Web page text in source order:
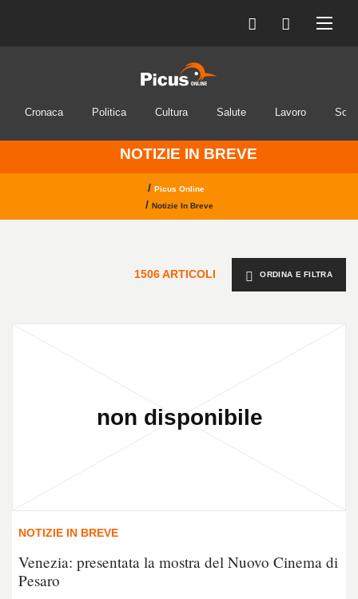
Cronaca Politica Cultura Salute Lavoro
NOTIZIE IN BREVE
/ Picus Online
/ Notizie In Breve
1506 ARTICOLI ORDINA E FILTRA
NOTIZIE IN BREVE
Venezia: presentata la mostra del Nuovo Cinema di
Pesaro